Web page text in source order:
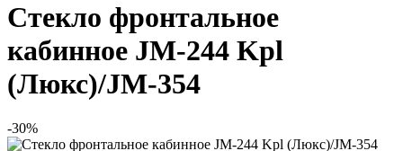
Стекло фронтальное
кабинное JM-244 Kpl
(Люкс)/JM-354
-30%